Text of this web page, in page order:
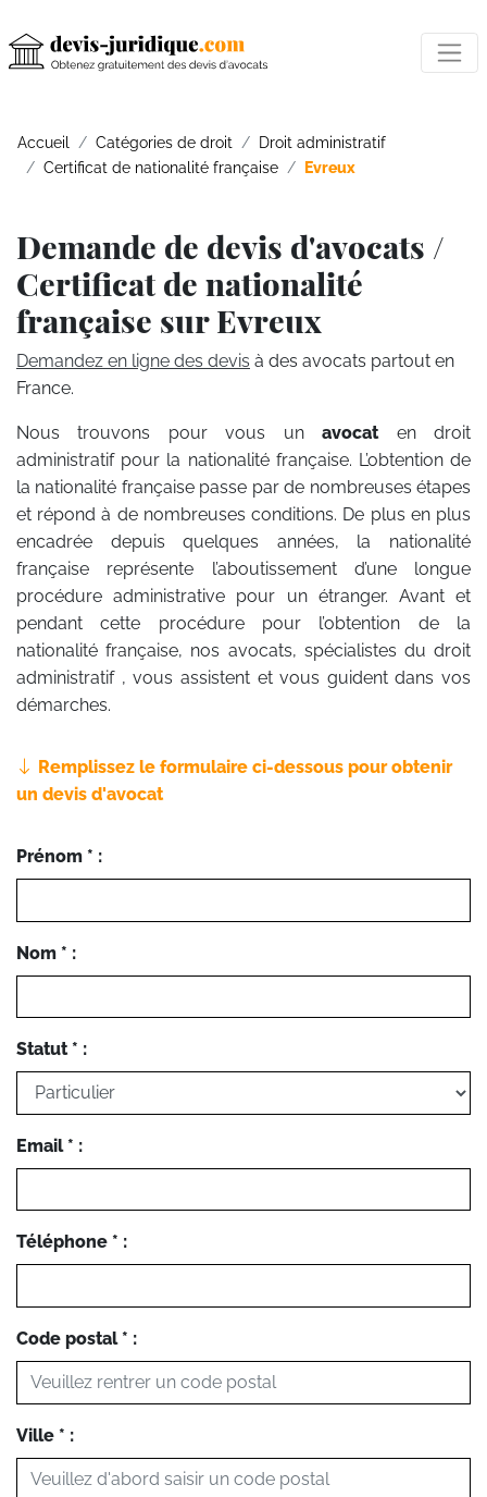
Accueil Catégories de droit
Droit administratif
Certificat de nationalité française
Evreux
Demande de devis d'avocats /
Certificat de nationalité
française sur Evreux
Demandez en ligne des devis à des avocats partout en
France.
Nous trouvons pour vous unavocat en droit
administratif pour la nationalité française. L’obtention de
la nationalité française passe par de nombreuses étapes
et répond à de nombreuses conditions. De plus en plus
encadrée depuis quelques années, la nationalité
française représente l’aboutissement d’une longue
procédure administrative pour un étranger. Avant et
pendant cette procédure pour l’obtention de la
nationalité française, nos avocats, spécialistes du droit
administratif , vous assistent et vous guident dans vos
démarches.
Remplissez le formulaire ci-dessous pour obtenir
un devis d'avocat
Prénom * :
Nom * :
Statut * :
Email * :
Téléphone * :
Code postal * :
Ville * :